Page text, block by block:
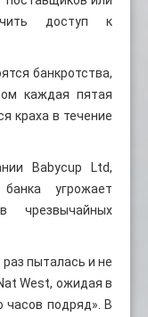
доступ к
банкротства,
каждая пятая
краха в течение
Babycup Ltd,
угрожает
чрезвычайных
раз пыталась и не
West, ожидая в
часов подряд». В